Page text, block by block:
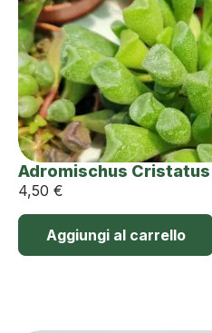
Adromischus
4,50 €
Aggiungi al carrello